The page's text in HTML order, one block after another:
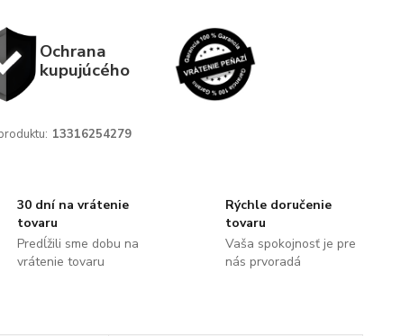
Ochrana
kupujúcého
13316254279
30 dní na vrátenie
tovaru
Predĺžili sme dobu na
vrátenie tovaru
Rýchle doručenie
tovaru
Vaša spokojnosť je pre
nás prvoradá